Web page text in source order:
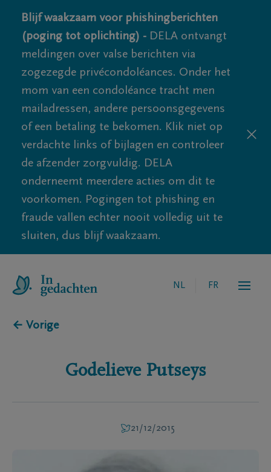
Blijf waakzaam voor phishingberichten
(poging tot oplichting) - DELA ontvangt
meldingen over valse berichten via
zogezegde privécondoléances. Onder het
mom van een condoléance tracht men
mailadressen, andere persoonsgegevens
of een betaling te bekomen. Klik niet op
verdachte links of bijlagen en controleer
de afzender zorgvuldig. DELA
onderneemt meerdere acties om dit te
voorkomen. Pogingen tot phishing en
fraude vallen echter nooit volledig uit te
sluiten, dus blijf waakzaam.
NL FR
← Vorige
Godelieve Putseys
21/12/2015